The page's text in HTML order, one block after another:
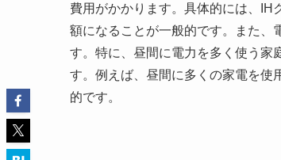
費用がかかります。具体的には、IH
額になることが一般的です。また、
す。特に、昼間に電力を多く使う家
す。例えば、昼間に多くの家電を使
的です。